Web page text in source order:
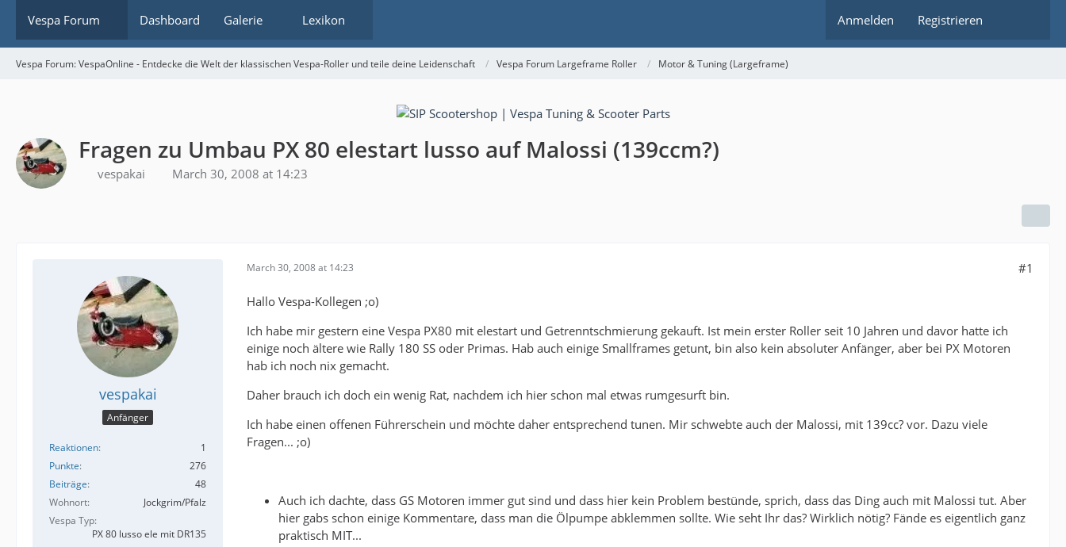
Vespa Forum Dashboard Galerie Lexikon Anmelden Registrieren
Vespa Forum: VespaOnline - Entdecke die Welt der klassischen Vespa-Roller und teile deine Leidenschaft Vespa Forum Largeframe Roller Motor & Tuning (Largeframe)
Fragen zu Umbau PX 80 elestart lusso auf Malossi (139ccm?)
vespakai March 30, 2008 at 14:23
vespakai
Anfänger
Reaktionen
1
Punkte
276
Beiträge
48
Wohnort
Jockgrim/Pfalz
Vespa Typ
PX 80 lusso ele mit DR135
March 30, 2008 at 14:23 #1
Hallo Vespa-Kollegen ;o)
Ich habe mir gestern eine Vespa PX80 mit elestart und Getrenntschmierung gekauft. Ist mein erster Roller seit 10 Jahren und davor hatte ich
einige noch ältere wie Rally 180 SS oder Primas. Hab auch einige Smallframes getunt, bin also kein absoluter Anfänger, aber bei PX Motoren
hab ich noch nix gemacht.
Daher brauch ich doch ein wenig Rat, nachdem ich hier schon mal etwas rumgesurft bin.
Ich habe einen offenen Führerschein und möchte daher entsprechend tunen. Mir schwebte auch der Malossi, mit 139cc? vor. Dazu viele
Fragen... ;o)
Auch ich dachte, dass GS Motoren immer gut sind und dass hier kein Problem bestünde, sprich, dass das Ding auch mit Malossi tut. Aber
hier gabs schon einige Kommentare, dass man die Ölpumpe abklemmen sollte. Wie seht Ihr das? Wirklich nötig? Fände es eigentlich ganz
praktisch MIT...